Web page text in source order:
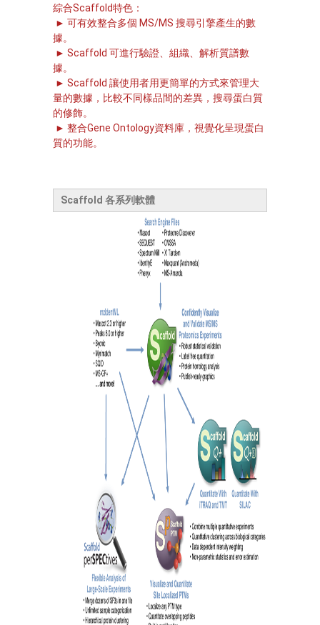
綜合Scaffold特色：
► 可有效整合多個 MS/MS 搜尋引擎產生的數
據。
► Scaffold 可進行驗證、組織、解析質譜數
據。
► Scaffold 讓使用者用更簡單的方式來管理大
量的數據，比較不同樣品間的差異，搜尋蛋白質
的修飾。
► 整合Gene Ontology資料庫，視覺化呈現蛋白
質的功能。
Scaffold 各系列軟體